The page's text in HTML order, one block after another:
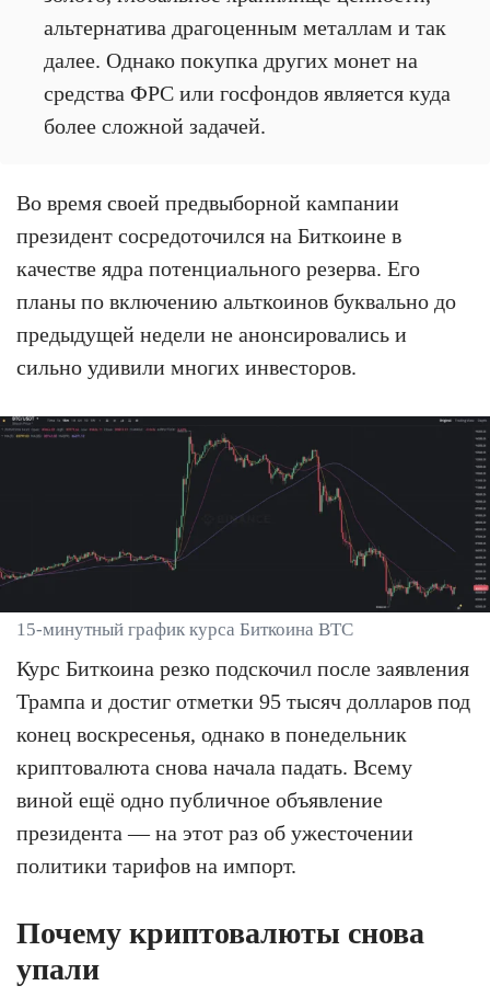
альтернатива драгоценным металлам и так
далее. Однако покупка других монет на
средства ФРС или госфондов является куда
более сложной задачей.
Во время своей предвыборной кампании
президент сосредоточился на Биткоине в
качестве ядра потенциального резерва. Его
планы по включению альткоинов буквально до
предыдущей недели не анонсировались и
сильно удивили многих инвесторов.
15-минутный график курса Биткоина BTC
Курс Биткоина резко подскочил после заявления
Трампа и достиг отметки 95 тысяч долларов под
конец воскресенья, однако в понедельник
криптовалюта снова начала падать. Всему
виной ещё одно публичное объявление
президента — на этот раз об ужесточении
политики тарифов на импорт.
Почему криптовалюты снова
упали